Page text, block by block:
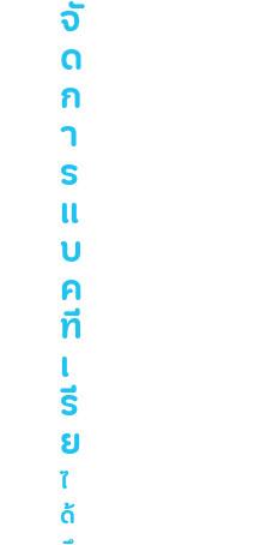
จั
ด
ก
า
ร
แ
บ
ค
ที
เ
รี
ย
ไ
ด้